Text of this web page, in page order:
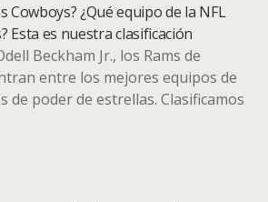
Cowboys? ¿Qué equipo de la NFL
Esta es nuestra clasificación
Beckham Jr., los Rams de
entre los mejores equipos de
de poder de estrellas. Clasificamos